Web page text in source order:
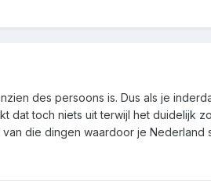
des persoons is. Dus als je
dat toch niets uit terwijl het duidelijk
die dingen waardoor je Nederland